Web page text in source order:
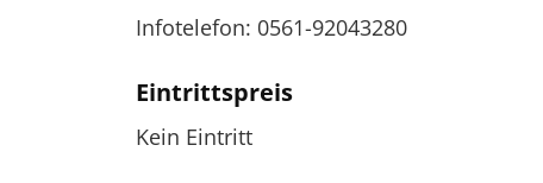
Infotelefon: 0561-92043280
Eintrittspreis
Kein Eintritt